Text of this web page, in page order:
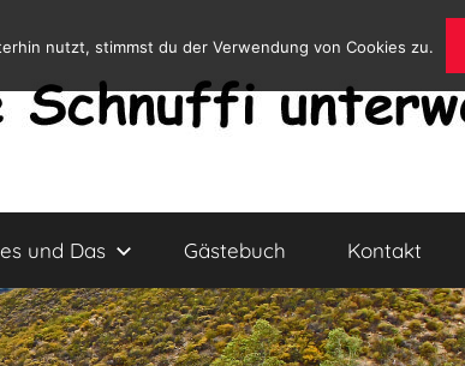
und Das Gästebuch Kontakt
nutzt, stimmst du der Verwendung von Cookies zu.